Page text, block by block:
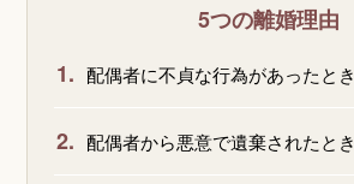
5つの離婚理由
1. 配偶者に不貞な行為があったとき
2. 配偶者から悪意で遺棄されたとき